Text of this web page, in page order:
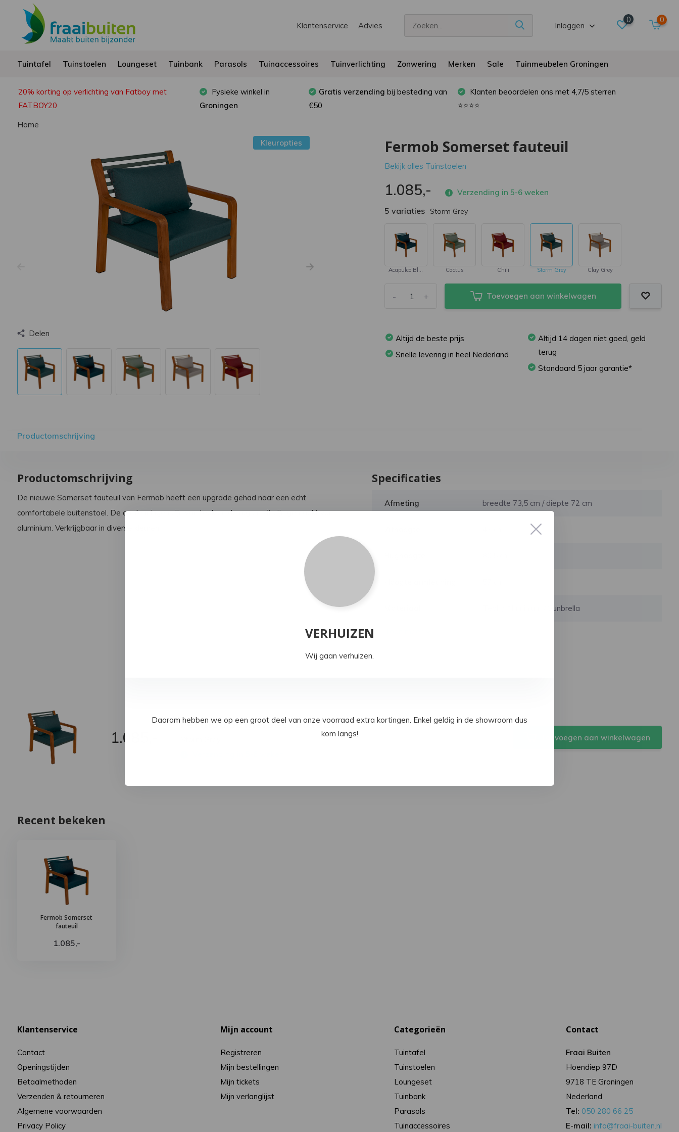
Klantenservice Advies Inloggen
0 0
Tuintafel Tuinstoelen Loungeset Tuinbank Parasols Tuinaccessoires Tuinverlichting Zonwering Merken Sale Tuinmeubelen Groningen
20% korting op verlichting van Fatboy met
FATBOY20
Fysieke winkel in
Groningen
Gratis verzending bij besteding van
€50
Klanten beoordelen ons met 4,7/5 sterren
⭐⭐⭐⭐
Home
Kleuropties
Delen
Fermob Somerset fauteuil
Bekijk alles Tuinstoelen
1.085,- Verzending in 5-6 weken
5 variaties Storm Grey
Acapulco Blue Cactus Chili Storm Grey Clay Grey
+
- Toevoegen aan winkelwagen
Altijd de beste prijs
Snelle levering in heel Nederland
Altijd 14 dagen niet goed, geld
terug
Standaard 5 jaar garantie*
Productomschrijving
Productomschrijving
De nieuwe Somerset fauteuil van Fermob heeft een upgrade gehad naar een echt
comfortabele buitenstoel. De armleuningen zijn van teak en de rug en zit zijn gemaakt van
aluminium. Verkrijgbaar in diverse kleuren.
Specificaties
Afmeting breedte 73,5 cm / diepte 72 cm
Teak / Aluminium / Sunbrella
1.085,-
Fermob Somerset fauteuil
Toevoegen aan winkelwagen
Recent bekeken
Fermob Somerset
fauteuil
1.085,-
Klantenservice
Contact
Openingstijden
Betaalmethoden
Verzenden & retourneren
Algemene voorwaarden
Privacy Policy
Mijn account
Registreren
Mijn bestellingen
Mijn tickets
Mijn verlanglijst
Categorieën
Tuintafel
Tuinstoelen
Loungeset
Tuinbank
Parasols
Tuinaccessoires
Contact
Fraai Buiten
Hoendiep 97D
9718 TE Groningen
Nederland
Tel: 050 280 66 25
E-mail: info@fraai-buiten.nl
VERHUIZEN
Wij gaan verhuizen.
Daarom hebben we op een groot deel van onze voorraad extra kortingen. Enkel geldig in de showroom dus
kom langs!